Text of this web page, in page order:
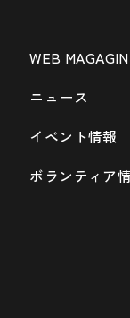
WEB
ニュース
イベント情報
ボランティア